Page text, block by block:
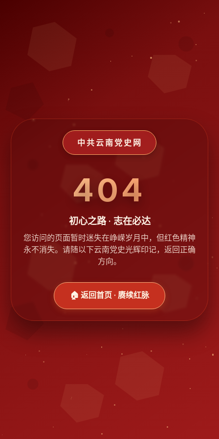
中共云南党史网
404
初心之路 · 志在必达
您访问的页面暂时迷失在峥嵘岁月中，但红色精神
永不消失。请随以下云南党史光辉印记，返回正确
方向。
🏠 返回首页 · 赓续红脉